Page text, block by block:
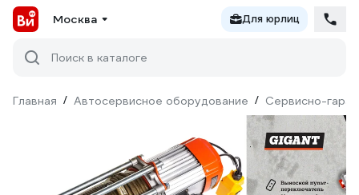
Москва Для юрлиц
Поиск в каталоге
Главная / Автосервисное оборудование / Сервисно-